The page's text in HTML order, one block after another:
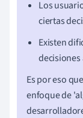
Los
ciertas
Existen
Es por eso
enfoque de